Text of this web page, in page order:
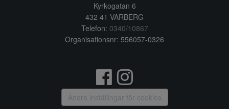
Kyrkogatan 6
432 41 VARBERG
Telefon: 0340/10867
Organisationsnr: 556057-0326
Ändra inställingar för cookies